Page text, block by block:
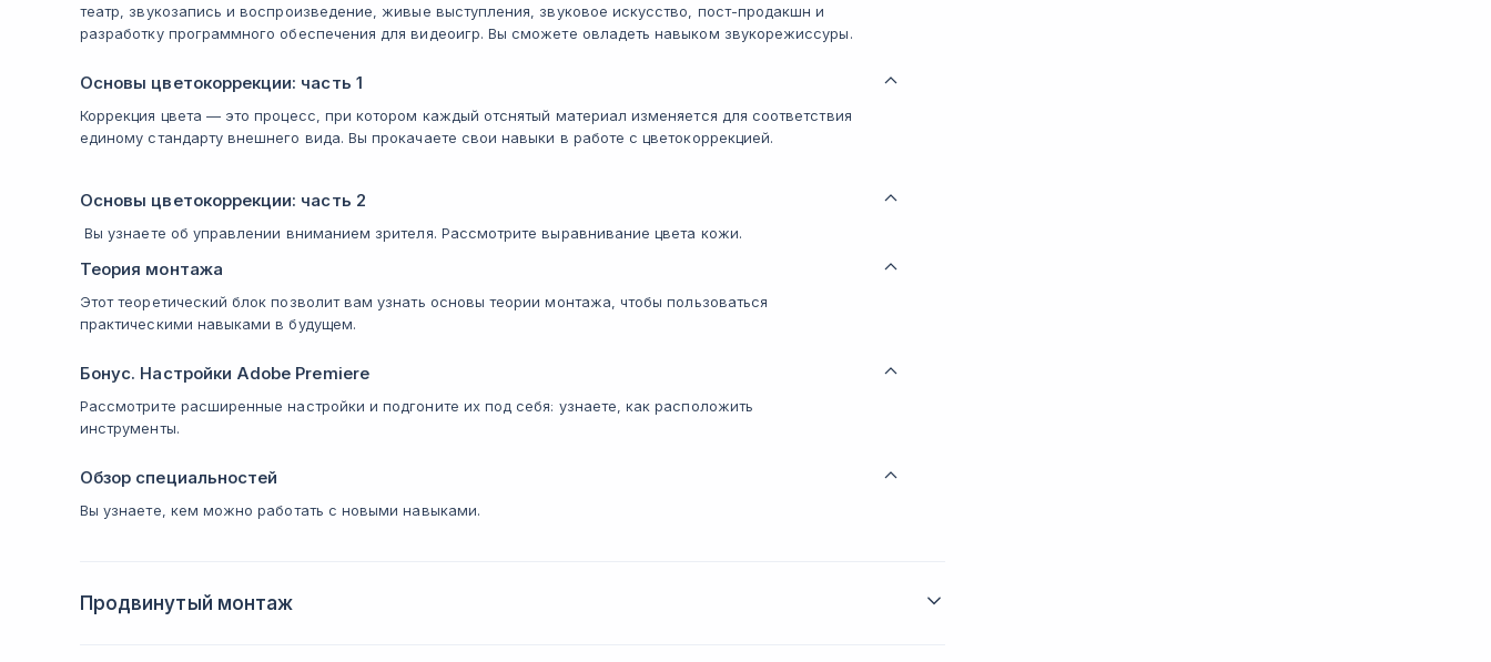
театр, звукозапись и воспроизведение, живые выступления, звуковое искусство, пост-продакшн и
разработку программного обеспечения для видеоигр. Вы сможете овладеть навыком звукорежиссуры.
Основы цветокоррекции: часть 1
Коррекция цвета — это процесс, при котором каждый отснятый материал изменяется для соответствия
единому стандарту внешнего вида. Вы прокачаете свои навыки в работе с цветокоррекцией.
Основы цветокоррекции: часть 2
Вы узнаете об управлении вниманием зрителя. Рассмотрите выравнивание цвета кожи.
Теория монтажа
Этот теоретический блок позволит вам узнать основы теории монтажа, чтобы пользоваться
практическими навыками в будущем.
Бонус. Настройки Adobe Premiere
Рассмотрите расширенные настройки и подгоните их под себя: узнаете, как расположить
инструменты.
Обзор специальностей
Вы узнаете, кем можно работать с новыми навыками.
Продвинутый монтаж